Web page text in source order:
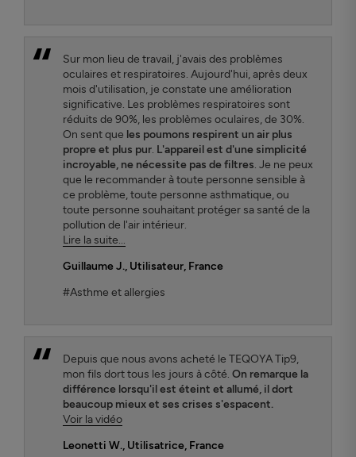
Sur mon lieu de travail, j'avais des problèmes
oculaires et respiratoires. Aujourd'hui, après deux
mois d'utilisation, je constate une amélioration
significative. Les problèmes respiratoires sont
réduits de 90%, les problèmes oculaires, de 30%.
On sent que les poumons respirent un air plus
propre et plus pur. L'appareil est d'une simplicité
incroyable, ne nécessite pas de filtres. Je ne peux
que le recommander à toute personne sensible à
ce problème, toute personne asthmatique, ou
toute personne souhaitant protéger sa santé de la
pollution de l'air intérieur.
Lire la suite...
Guillaume J., Utilisateur, France
#Asthme et allergies
Depuis que nous avons acheté le TEQOYA Tip9,
mon fils dort tous les jours à côté. On remarque la
différence lorsqu'il est éteint et allumé, il dort
beaucoup mieux et ses crises s'espacent.
Voir la vidéo
Leonetti W., Utilisatrice, France